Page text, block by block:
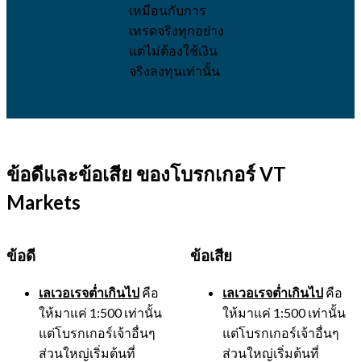
เหมือนกับการ
เทรดจริงทุกอย่าง
แต่ไม่ต้องใช้เงิน
จริงลงทุนเท่านั้น
ข้อดีและข้อเสีย ของโบรกเกอร์ VT
Markets
ข้อดี
เลเวอเรจต่ำเกินไป คือ
ให้มาแค่ 1:500 เท่านั้น
แต่โบรกเกอร์เจ้าอื่นๆ
ส่วนใหญ่เริ่มต้นที่
ข้อเสีย
เลเวอเรจต่ำเกินไป คือ
ให้มาแค่ 1:500 เท่านั้น
แต่โบรกเกอร์เจ้าอื่นๆ
ส่วนใหญ่เริ่มต้นที่